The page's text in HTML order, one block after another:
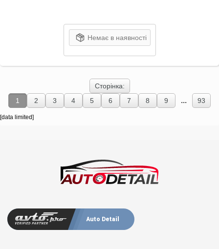
Немає в наявності
Сторінка:
1
2 3 4 5 6 7 8 9 ... 93
[data limited]
Auto Detail